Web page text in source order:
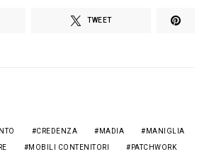
TWEET
CREDENZA MADIA MANIGLIA
MOBILI CONTENITORI PATCHWORK